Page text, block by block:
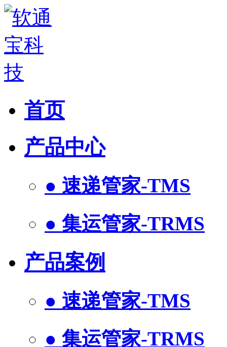
首页
产品中心
● 速递管家-TMS
● 集运管家-TRMS
产品案例
● 速递管家-TMS
● 集运管家-TRMS